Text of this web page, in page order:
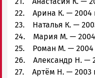
22. Арина К. — 2004
23. Наталья К. —
24. Мария М. — 2004
25. Роман М. — 2004
26. Александр Н. —
27. Артём Н. — 2003